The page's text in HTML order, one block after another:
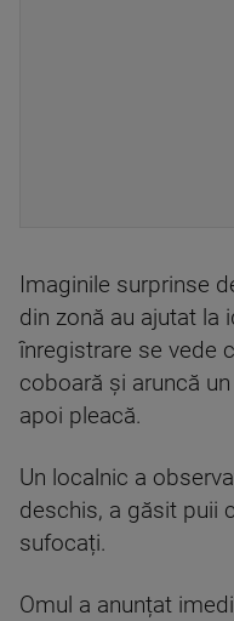
Imaginile surprinse
din zonă au ajutat la
înregistrare se vede
coboară și aruncă
apoi pleacă.
Un localnic a
deschis, a găsit puii
sufocați.
Omul a anunțat